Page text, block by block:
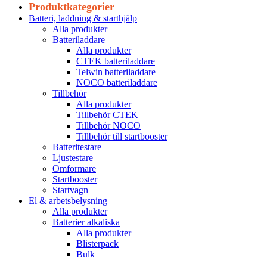
Produktkategorier
Batteri, laddning & starthjälp
Alla produkter
Batteriladdare
Alla produkter
CTEK batteriladdare
Telwin batteriladdare
NOCO batteriladdare
Tillbehör
Alla produkter
Tillbehör CTEK
Tillbehör NOCO
Tillbehör till startbooster
Batteritestare
Ljustestare
Omformare
Startbooster
Startvagn
El & arbetsbelysning
Alla produkter
Batterier alkaliska
Alla produkter
Blisterpack
Bulk